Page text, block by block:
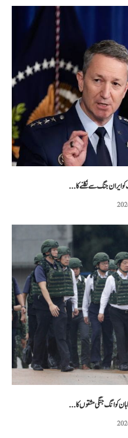
ایران جنگ سے نکلنے کا...
کوانگ جنگی مشقوں کا...